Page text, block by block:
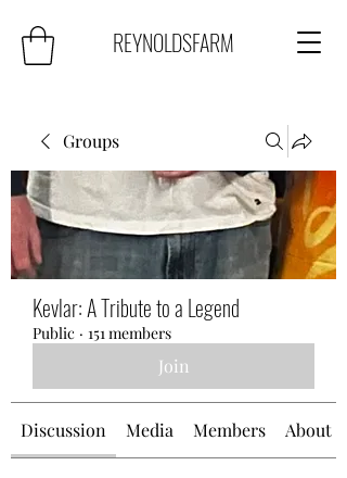
REYNOLDSFARM
Groups
Kevlar: A Tribute to a Legend
Public · 151 members
Join
Discussion Media Members About